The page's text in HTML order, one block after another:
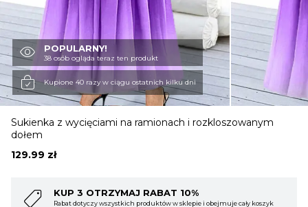
BLUZKI
OBUWIE
BIELIZNA
BLUZY
SWETRY
POPULARNY!
38 osób ogląda teraz ten produkt
Kupione 40 razy w ciągu ostatnich kilku dni
Sukienka z wycięciami na ramionach i rozkloszowanym
dołem
129.99 zł
obejmuje cały koszyk
KUP 4 OTRZYMAJ RABAT 15%
Rabat dotyczy wszystkich produktów w sklepie i